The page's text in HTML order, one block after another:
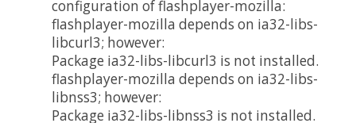
configuration of flashplayer-mozilla:
flashplayer-mozilla depends on ia32-libs-
libcurl3; however:
Package ia32-libs-libcurl3 is not installed.
flashplayer-mozilla depends on ia32-libs-
libnss3; however:
Package ia32-libs-libnss3 is not installed.